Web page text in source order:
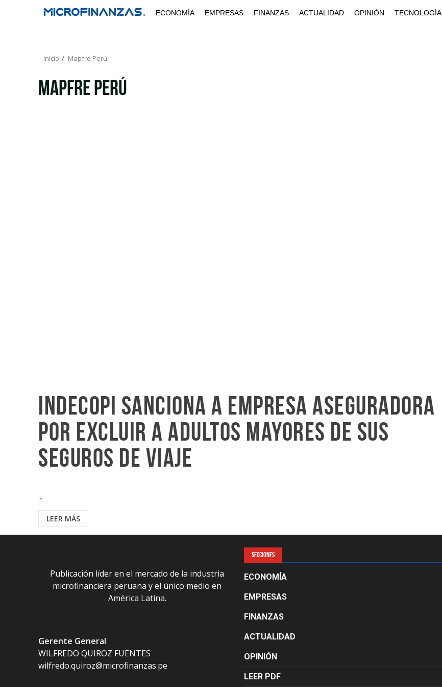
ECONOMÍA EMPRESAS FINANZAS ACTUALIDAD OPINIÓN TECNOLOGÍA
Inicio Mapfre Perú
Mapfre Perú
Indecopi sanciona a empresa aseguradora
por excluir a adultos mayores de sus
seguros de viaje
...
LEER MÁS
Publicación líder en el mercado de la industria
microfinanciera peruana y el único medio en
América Latina.
Gerente General
WILFREDO QUIROZ FUENTES
wilfredo.quiroz@microfinanzas.pe
SECCIONES
ECONOMÍA
EMPRESAS
FINANZAS
ACTUALIDAD
OPINIÓN
LEER PDF